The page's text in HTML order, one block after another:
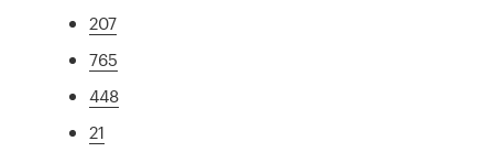
207
765
448
21